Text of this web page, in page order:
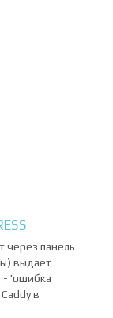
через панель
выдает
- 'ошибка
в